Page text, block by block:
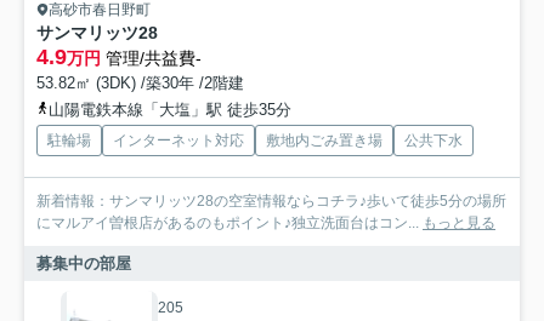
高砂市春日野町
サンマリッツ28
4.9万円 管理/共益費-
53.82㎡ (3DK) /築30年 /2階建
山陽電鉄本線「大塩」駅 徒歩35分
駐輪場 インターネット対応 敷地内ごみ置き場 公共下水
新着情報：サンマリッツ28の空室情報ならコチラ♪歩いて徒歩5分の場所
にマルアイ曽根店があるのもポイント♪独立洗面台はコン... もっと見る
募集中の部屋
205